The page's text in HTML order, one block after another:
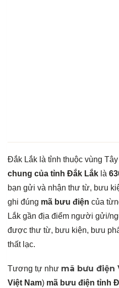
Đắk Lắk là tỉnh thuộc vùng
chung của tỉnh Đắk Lắk là
bạn gửi và nhận thư từ, bưu
ghi đúng mã bưu điện của
Lắk gần địa điểm người gửi/
được thư từ, bưu kiện, bưu
thất lạc.
Tương tự như mã bưu điện
Việt Nam) mã bưu điện tỉnh